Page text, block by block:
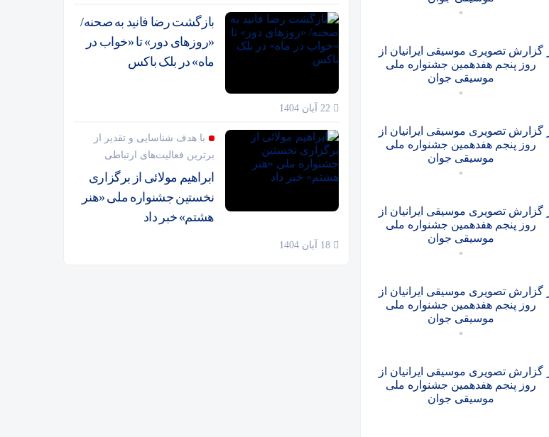
گزارش تصویری موسیقی ایرانیان از
روز پنجم هفدهمین جشنواره ملی
موسیقی جوان
گزارش تصویری موسیقی ایرانیان از
روز پنجم هفدهمین جشنواره ملی
موسیقی جوان
گزارش تصویری موسیقی ایرانیان از
روز پنجم هفدهمین جشنواره ملی
موسیقی جوان
گزارش تصویری موسیقی ایرانیان از
روز پنجم هفدهمین جشنواره ملی
موسیقی جوان
گزارش تصویری موسیقی ایرانیان از
روز پنجم هفدهمین جشنواره ملی
موسیقی جوان
بازگشت رضا فانید به صحنه/
«روزهای دور» تا «خواب در
ماه» در بلک باکس
با هدف شناسایی و تقدیر از
برترین فعالیت‌های ارتباطی
ابراهیم مولائی از برگزاری
نخستین جشنواره ملی «هنر
هشتم» خبر داد